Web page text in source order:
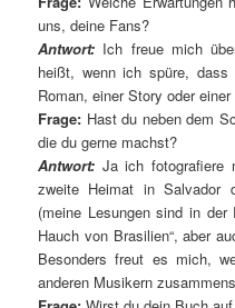
uns, deine Fans?
Antwort: Ich freue mich
heißt, wenn ich spüre,
Roman, einer Story oder
Frage: Hast du neben dem
die du gerne machst?
Antwort: Ja ich fotografiere
zweite Heimat in Salvador
(meine Lesungen sind in
Hauch von Brasilien“, aber
Besonders freut es mich,
anderen Musikern